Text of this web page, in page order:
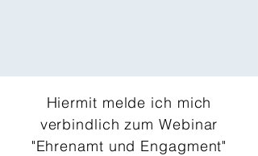
Hiermit melde ich mich
verbindlich zum Webinar
"Ehrenamt und Engagment"